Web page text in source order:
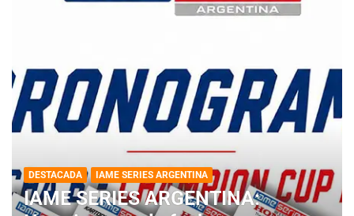
DESTACADA IAME SERIES ARGENTINA
IAME SERIES ARGENTINA: